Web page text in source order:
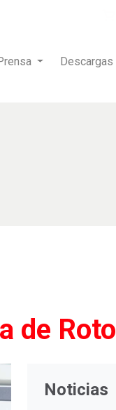
Descargas
de Roto
Noticias